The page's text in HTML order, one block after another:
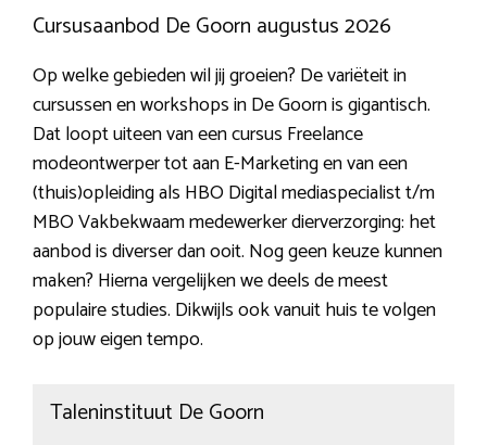
Cursusaanbod De Goorn augustus 2026
Op welke gebieden wil jij groeien? De variëteit in
cursussen en workshops in De Goorn is gigantisch.
Dat loopt uiteen van een cursus Freelance
modeontwerper tot aan E-Marketing en van een
(thuis)opleiding als HBO Digital mediaspecialist t/m
MBO Vakbekwaam medewerker dierverzorging: het
aanbod is diverser dan ooit. Nog geen keuze kunnen
maken? Hierna vergelijken we deels de meest
populaire studies. Dikwijls ook vanuit huis te volgen
op jouw eigen tempo.
Taleninstituut De Goorn